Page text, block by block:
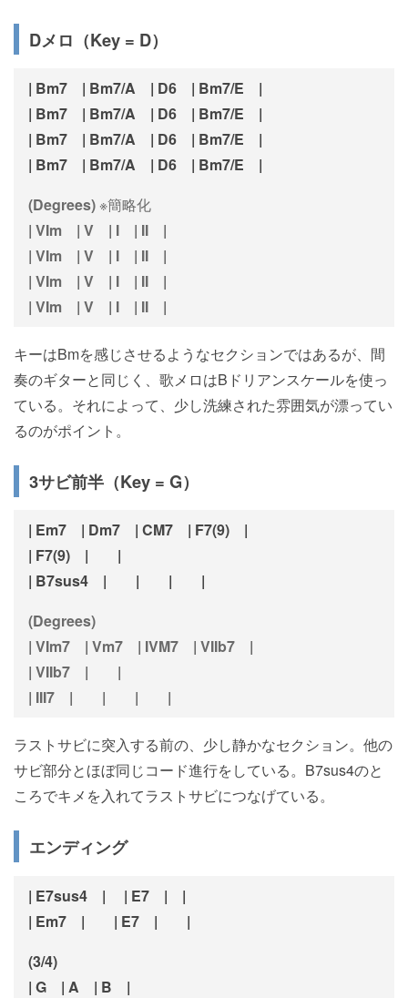
Dメロ（Key = D）
| Bm7 | Bm7/A | D6 | Bm7/E |
| Bm7 | Bm7/A | D6 | Bm7/E |
| Bm7 | Bm7/A | D6 | Bm7/E |
| Bm7 | Bm7/A | D6 | Bm7/E |
(Degrees) ※簡略化
| VIm | V | I | II |
| VIm | V | I | II |
| VIm | V | I | II |
| VIm | V | I | II |
キーはBmを感じさせるようなセクションではあるが、間
奏のギターと同じく、歌メロはBドリアンスケールを使っ
ている。それによって、少し洗練された雰囲気が漂ってい
るのがポイント。
3サビ前半（Key = G）
| Em7 | Dm7 | CM7 | F7(9) |
| F7(9) | |
| B7sus4 | | | |
(Degrees)
| VIm7 | Vm7 | IVM7 | VIIb7 |
| VIIb7 | |
| III7 | | | |
ラストサビに突入する前の、少し静かなセクション。他の
サビ部分とほぼ同じコード進行をしている。B7sus4のと
ころでキメを入れてラストサビにつなげている。
エンディング
| E7sus4 | | E7 | |
| Em7 | | E7 | |
(3/4)
| G | A | B |